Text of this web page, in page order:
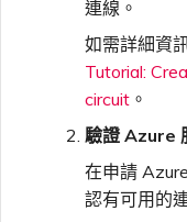
MCR 私有雲端互聯
終止 MCR
Fortinet FortiGate
鎖定 Megaport 服務
Megaport 授權書
客戶註冊與入駐
在測試環境中測試
客戶安全責任
Megaport Portal 驗證
連線。
如需詳細資
Tutorial:
circuit 。
驗證 Azure
在申請
認有可用的